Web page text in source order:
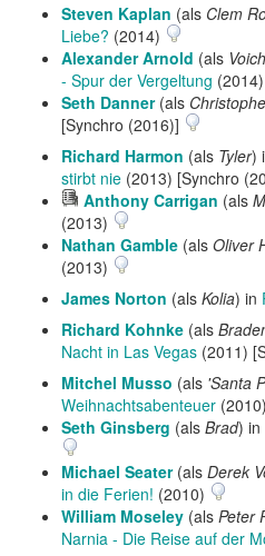
Steven Kaplan (als Clem
Liebe? (2014)
Alexander Arnold (als
- Spur der Vergeltung (2014)
Seth Danner(als
[Synchro (2016)]
Richard Harmon (als Tyler)
stirbt nie (2013) [Synchro
Hörprobe
abspielen
Anthony Carrigan (als
(2013)
Nathan Gamble (als Oliver
(2013)
James Norton (als Kolia) in
Richard Kohnke (als
Nacht in Las Vegas (2011)
Mitchel Musso (als 'Santa
Weihnachtsabenteuer (2010)
Seth Ginsberg (als Brad) in
Michael Seater(als Derek
in die Ferien! (2010)
William Moseley (als Peter
Narnia - Die Reise auf der